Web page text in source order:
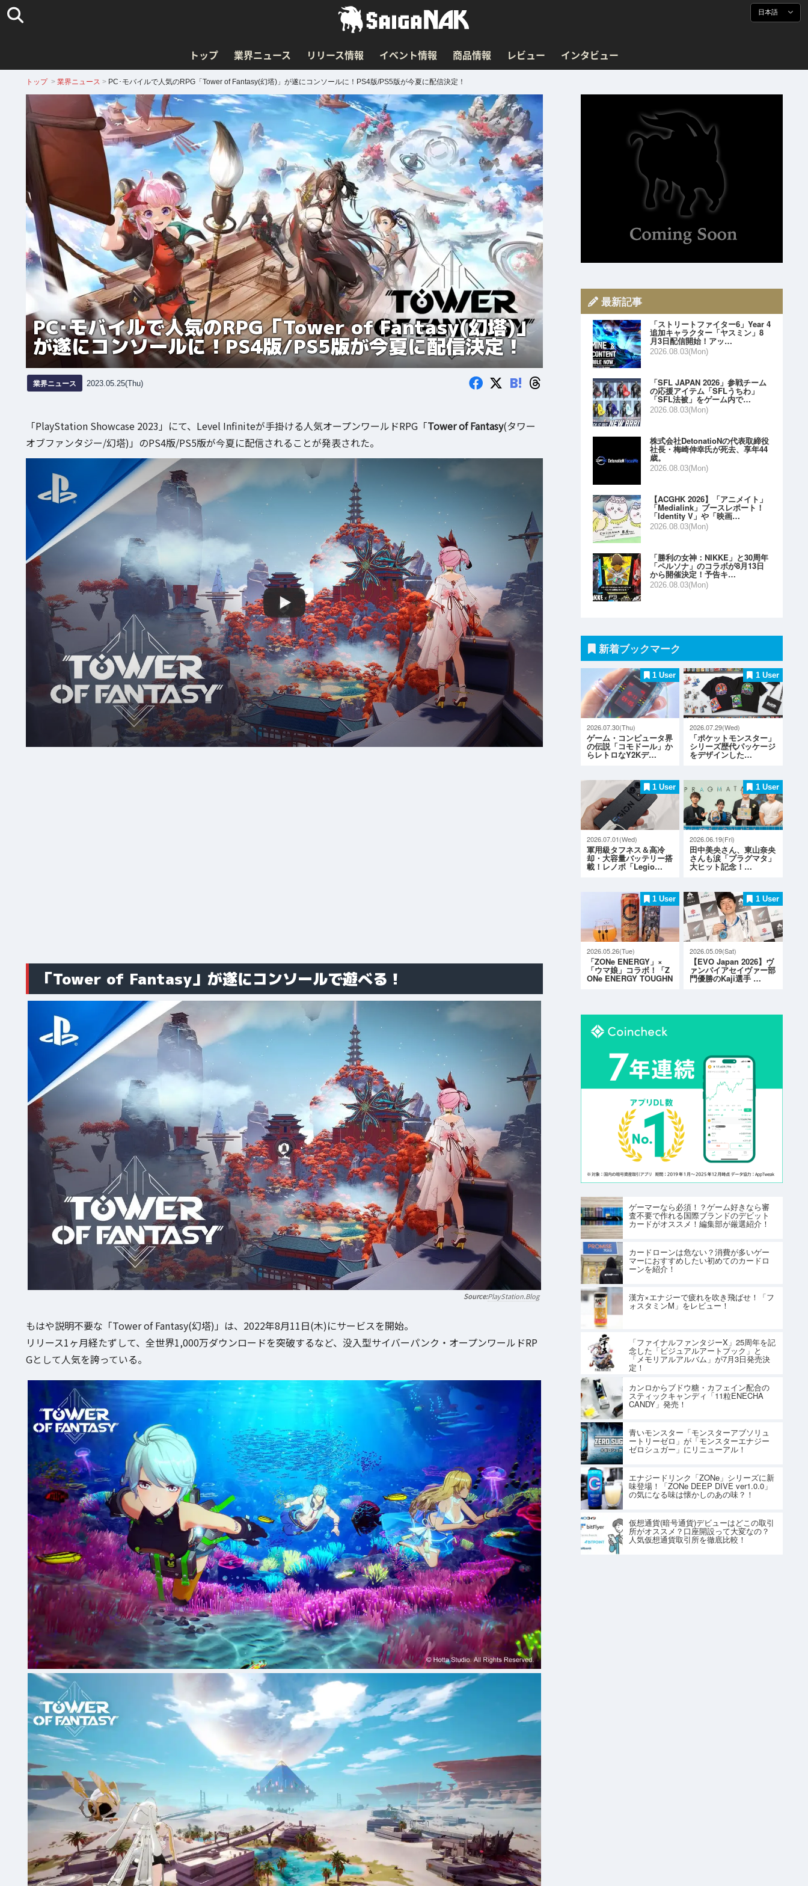
日本語
トップ 業界ニュース リリース情報 イベント情報 商品情報 レビュー インタビュー
トップ > 業界ニュース > PC･モバイルで人気のRPG「Tower of Fantasy(幻塔)」が遂にコンソールに！PS4版/PS5版が今夏に配信決定！
PC･モバイルで人気のRPG「Tower of Fantasy(幻塔)」
が遂にコンソールに！PS4版/PS5版が今夏に配信決定！
業界ニュース 2023.05.25(Thu) B!
「PlayStation Showcase 2023」にて、Level Infiniteが手掛ける人気オープンワールドRPG「Tower of Fantasy(タワー
オブファンタジー/幻塔)」のPS4版/PS5版が今夏に配信されることが発表された。
「Tower of Fantasy」が遂にコンソールで遊べる！
PlayStation.Blog
もはや説明不要な「Tower of Fantasy(幻塔)」は、2022年8月11日(木)にサービスを開始。
リリース1ヶ月経たずして、全世界1,000万ダウンロードを突破するなど、没入型サイバーパンク・オープンワールドRP
Gとして人気を誇っている。
最新記事
「ストリートファイター6」Year 4
追加キャラクター「ヤスミン」8
月3日配信開始！アッ…
2026.08.03(Mon)
「SFL JAPAN 2026」参戦チーム
の応援アイテム「SFLうちわ」
「SFL法被」をゲーム内で…
2026.08.03(Mon)
株式会社DetonatioNの代表取締役
社長・梅崎伸幸氏が死去、享年44
歳。
2026.08.03(Mon)
【ACGHK 2026】「アニメイト」
「Medialink」ブースレポート！
「Identity V」や「映画…
2026.08.03(Mon)
「勝利の女神：NIKKE」と30周年
「ペルソナ」のコラボが8月13日
から開催決定！予告キ…
2026.08.03(Mon)
新着ブックマーク
1 User
2026.07.30(Thu)
ゲーム・コンピュータ界
の伝説「コモドール」か
らレトロなY2Kデ…
1 User
2026.07.29(Wed)
「ポケットモンスター」
シリーズ歴代パッケージ
をデザインした…
1 User
2026.07.01(Wed)
軍用級タフネス＆高冷
却・大容量バッテリー搭
載！レノボ「Legio…
1 User
2026.06.19(Fri)
田中美央さん、東山奈央
さんも涙「プラグマタ」
大ヒット記念！…
1 User
2026.05.26(Tue)
「ZONe ENERGY」×
「ウマ娘」コラボ！「Z
ONe ENERGY TOUGHN
1 User
2026.05.09(Sat)
【EVO Japan 2026】ヴ
ァンパイアセイヴァー部
門優勝のKaji選手 …
ゲーマーなら必須！？ゲーム好きなら審
査不要で作れる国際ブランドのデビット
カードがオススメ！編集部が厳選紹介！
カードローンは危ない？消費が多いゲー
マーにおすすめしたい初めてのカードロ
ーンを紹介！
漢方×エナジーで疲れを吹き飛ばせ！「フ
ォスタミンM」をレビュー！
「ファイナルファンタジーX」25周年を記
念した「ビジュアルアートブック」と
「メモリアルアルバム」が7月3日発売決
定！
カンロからブドウ糖・カフェイン配合の
スティックキャンディ「11粒ENECHA
CANDY」発売！
青いモンスター「モンスターアブソリュ
ートリーゼロ」が「モンスターエナジー
ゼロシュガー」にリニューアル！
エナジードリンク「ZONe」シリーズに新
味登場！「ZONe DEEP DIVE ver1.0.0」
の気になる味は懐かしのあの味？！
仮想通貨(暗号通貨)デビューはどこの取引
所がオススメ？口座開設って大変なの？
人気仮想通貨取引所を徹底比較！